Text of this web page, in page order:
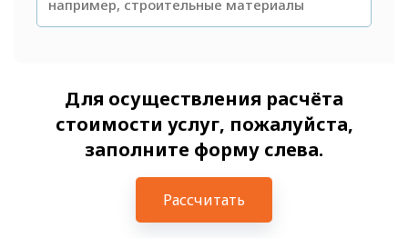
Для осуществления расчёта
стоимости услуг, пожалуйста,
заполните форму слева.
Рассчитать